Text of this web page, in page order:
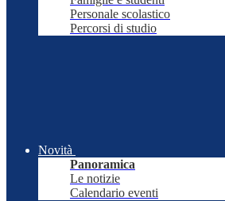
Personale scolastico
Percorsi di studio
Novità
Panoramica
Le notizie
Calendario eventi